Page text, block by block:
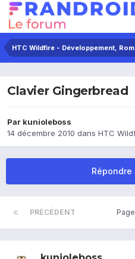
HTC Wildfire - Développement,
Clavier Gingerbread
Par kunioleboss
14 décembre 2010 dans HTC
PRÉCÉDENT